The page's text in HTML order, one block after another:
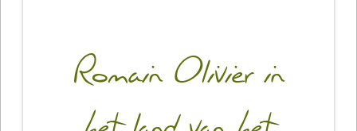
Romain Olivier in